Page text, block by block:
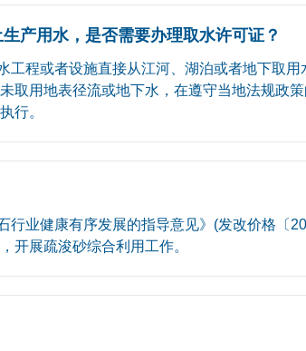
产用水，是否需要办理取水许可证？
程或者设施直接从江河、湖泊或者地下取用
用地表径流或地下水，在遵守当地法规政策
行。
业健康有序发展的指导意见》(发改价格〔
开展疏浚砂综合利用工作。